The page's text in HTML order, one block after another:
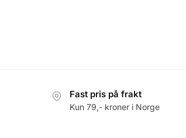
Fast pris på frakt
Kun 79,- kroner i Norge